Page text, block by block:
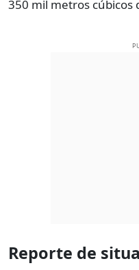
350 mil metros cúbicos
Reporte de